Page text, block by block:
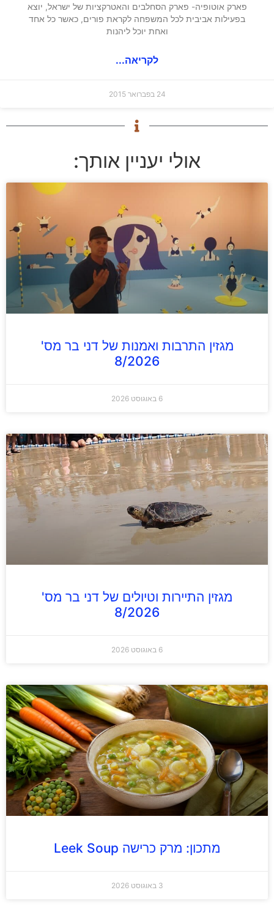
פארק אוטופיה- פארק הסחלבים והאטרקציות של ישראל, יוצא
בפעילות אביבית לכל המשפחה לקראת פורים, כאשר כל אחד
ואחת יוכל ליהנות
לקריאה...
24 בפברואר 2015
אולי יעניין אותך:
מגזין התרבות ואמנות של דני בר מס'
8/2026
6 באוגוסט 2026
מגזין התיירות וטיולים של דני בר מס'
8/2026
6 באוגוסט 2026
מתכון: מרק כרישה Leek Soup
3 באוגוסט 2026